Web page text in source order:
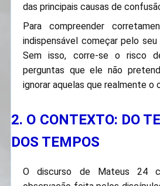
das principais causas de
Para compreender
indispensável começar pelo
Sem isso, corre-se o risco
perguntas que ele não
ignorar aquelas que realmente o
2. O CONTEXTO: DO
DOS TEMPOS
O discurso de Mateus 24